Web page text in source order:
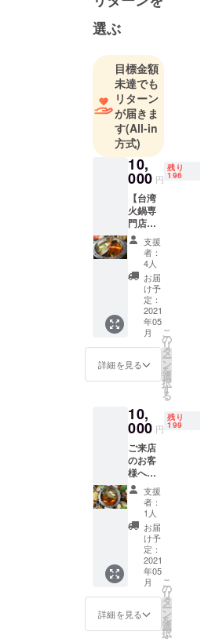
す。
私はその他
にアジア
（特に台湾
とフィリピ
ン）との貿
易、物流事
業、美容品
開発業など
も営んでお
ります。
選ぶ
目標金額
未達でも
リターン
が届きま
す(All-in
方式)
10,
000 円
残り
196
【台湾
火鍋専
門店
林鼎
翔】の
火鍋
スープ
をご自
宅まで
お届
け！ 火
鍋スー
プお届
け回数
券！！
１枚の
トで６
回まで
注文可
能！！
火鍋
スープ
の定価
は２５
００円
（２～
４名
様）で
す。 お
届けす
るスー
プは２
名様 有
支援
者：
4人
お届
け予
定：
2021
年05
月
詳細を見る
こ
の
リ
タ
ー
ン
を
選
択
す
る
10,
000 円
残り
199
ご来店
のお客
様へ！
火鍋
スープ
の半額
利用回
券！！
１枚の
チケッ
トで８
回まで
ご利用
可
能！！
支援
者：
1人
お届
け予
定：
2021
年05
月
詳細を見る
こ
の
リ
タ
ー
ン
を
選
択